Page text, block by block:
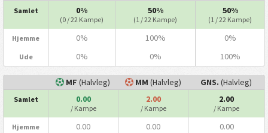
Samlet 0%
(0 / 22 Kampe)
50%
(1 / 22 Kampe)
50%
(1 / 22 Kampe)
Hjemme 0% 100% 0%
Ude 0% 0% 100%
MF (Halvleg) MM (Halvleg) GNS. (Halvleg)
Samlet 0.00
/ Kampe
2.00
/ Kampe
2.00
/ Kampe
Hjemme 0.00 0.00 0.00